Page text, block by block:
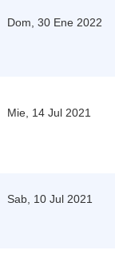
Dom, 30 Ene 2022
Mie, 14 Jul 2021
Sab, 10 Jul 2021